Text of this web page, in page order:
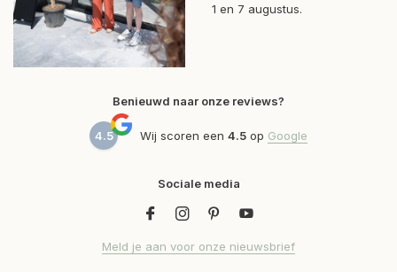
1 en 7 augustus.
Benieuwd naar onze reviews?
4.5 Wij scoren een 4.5 op Google
Sociale media
Meld je aan voor onze nieuwsbrief